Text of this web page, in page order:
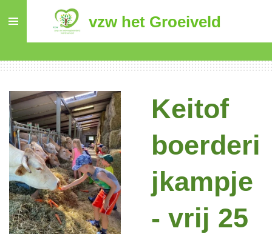
de
vzw het Groeiveld
Keitof
boerderi
jkampje
- vrij 25